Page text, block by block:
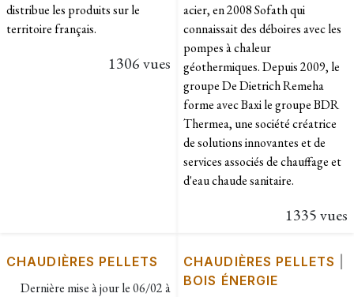
distribue les produits sur le
territoire français.
1306 vues
acier, en 2008 Sofath qui
connaissait des déboires avec les
pompes à chaleur
géothermiques. Depuis 2009, le
groupe De Dietrich Remeha
forme avec Baxi le groupe BDR
Thermea, une société créatrice
de solutions innovantes et de
services associés de chauffage et
d'eau chaude sanitaire.
1335 vues
CHAUDIÈRES PELLETS
Dernière mise à jour le06/02 à
CHAUDIÈRES PELLETS
BOIS ÉNERGIE